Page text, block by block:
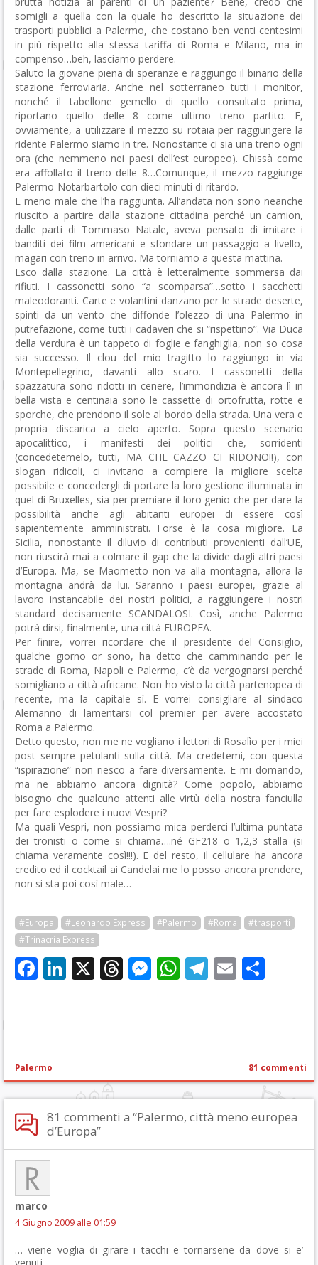
somigli a quella con la quale ho descritto la situazione dei
trasporti pubblici a Palermo, che costano ben venti centesimi
in più rispetto alla stessa tariffa di Roma e Milano, ma in
compenso…beh, lasciamo perdere.
Saluto la giovane piena di speranze e raggiungo il binario della
stazione ferroviaria. Anche nel sotterraneo tutti i monitor,
nonché il tabellone gemello di quello consultato prima,
riportano quello delle 8 come ultimo treno partito. E,
ovviamente, a utilizzare il mezzo su rotaia per raggiungere la
ridente Palermo siamo in tre. Nonostante ci sia una treno ogni
ora (che nemmeno nei paesi dell’est europeo). Chissà come
era affollato il treno delle 8…Comunque, il mezzo raggiunge
Palermo-Notarbartolo con dieci minuti di ritardo.
E meno male che l’ha raggiunta. All’andata non sono neanche
riuscito a partire dalla stazione cittadina perché un camion,
dalle parti di Tommaso Natale, aveva pensato di imitare i
banditi dei film americani e sfondare un passaggio a livello,
magari con treno in arrivo. Ma torniamo a questa mattina.
Esco dalla stazione. La città è letteralmente sommersa dai
rifiuti. I cassonetti sono “a scomparsa”…sotto i sacchetti
maleodoranti. Carte e volantini danzano per le strade deserte,
spinti da un vento che diffonde l’olezzo di una Palermo in
putrefazione, come tutti i cadaveri che si “rispettino”. Via Duca
della Verdura è un tappeto di foglie e fanghiglia, non so cosa
sia successo. Il clou del mio tragitto lo raggiungo in via
Montepellegrino, davanti allo scaro. I cassonetti della
spazzatura sono ridotti in cenere, l’immondizia è ancora lì in
bella vista e centinaia sono le cassette di ortofrutta, rotte e
sporche, che prendono il sole al bordo della strada. Una vera e
propria discarica a cielo aperto. Sopra questo scenario
apocalittico, i manifesti dei politici che, sorridenti
(concedetemelo, tutti, MA CHE CAZZO CI RIDONO!!), con
slogan ridicoli, ci invitano a compiere la migliore scelta
possibile e concedergli di portare la loro gestione illuminata in
quel di Bruxelles, sia per premiare il loro genio che per dare la
possibilità anche agli abitanti europei di essere così
sapientemente amministrati. Forse è la cosa migliore. La
Sicilia, nonostante il diluvio di contributi provenienti dall’UE,
non riuscirà mai a colmare il gap che la divide dagli altri paesi
d’Europa. Ma, se Maometto non va alla montagna, allora la
montagna andrà da lui. Saranno i paesi europei, grazie al
lavoro instancabile dei nostri politici, a raggiungere i nostri
standard decisamente SCANDALOSI. Così, anche Palermo
potrà dirsi, finalmente, una città EUROPEA.
Per finire, vorrei ricordare che il presidente del Consiglio,
qualche giorno or sono, ha detto che camminando per le
strade di Roma, Napoli e Palermo, c’è da vergognarsi perché
somigliano a città africane. Non ho visto la città partenopea di
recente, ma la capitale sì. E vorrei consigliare al sindaco
Alemanno di lamentarsi col premier per avere accostato
Roma a Palermo.
Detto questo, non me ne vogliano i lettori di Rosalìo per i miei
post sempre petulanti sulla città. Ma credetemi, con questa
“ispirazione” non riesco a fare diversamente. E mi domando,
ma ne abbiamo ancora dignità? Come popolo, abbiamo
bisogno che qualcuno attenti alle virtù della nostra fanciulla
per fare esplodere i nuovi Vespri?
Ma quali Vespri, non possiamo mica perderci l’ultima puntata
dei tronisti o come si chiama….né GF218 o 1,2,3 stalla (si
chiama veramente così!!!). E del resto, il cellulare ha ancora
credito ed il cocktail ai Candelai me lo posso ancora prendere,
non si sta poi così male…
#Europa #Leonardo Express #Palermo #Roma
#trasporti
#Trinacria Express
Facebook
LinkedIn
X Threads
Messenger
WhatsApp
Telegram
Email
Palermo 81 commenti
81 commenti a “Palermo, città meno europea
d’Europa”
marco
4 Giugno 2009 alle 01:59
… viene voglia di girare i tacchi e tornarsene da dove si e’